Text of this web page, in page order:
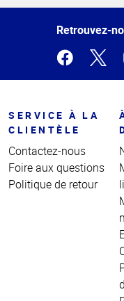
Retrouvez-
SERVICE À LA
CLIENTÈLE
Contactez-nous
Foire aux questions
Politique de retour